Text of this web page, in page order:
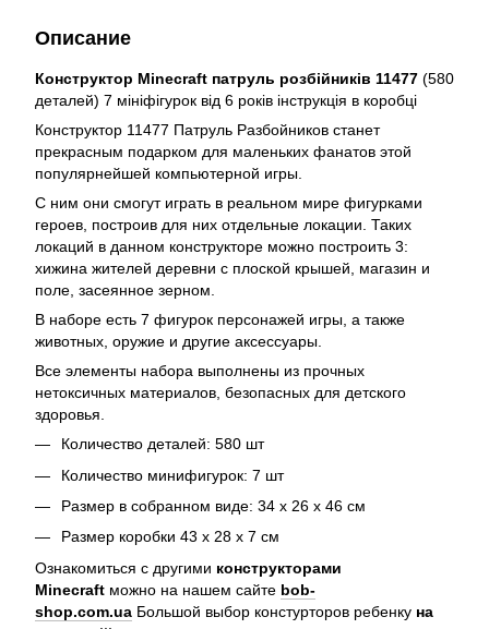
Описание
Конструктор Minecraft патруль розбійників 11477 (580
деталей) 7 мініфігурок від 6 років інструкція в коробці
Конструктор 11477 Патруль Разбойников станет
прекрасным подарком для маленьких фанатов этой
популярнейшей компьютерной игры.
С ним они смогут играть в реальном мире фигурками
героев, построив для них отдельные локации. Таких
локаций в данном конструкторе можно построить 3:
хижина жителей деревни с плоской крышей, магазин и
поле, засеянное зерном.
В наборе есть 7 фигурок персонажей игры, а также
животных, оружие и другие аксессуары.
Все элементы набора выполнены из прочных
нетоксичных материалов, безопасных для детского
здоровья.
Количество деталей: 580 шт
Количество минифигурок: 7 шт
Размер в собранном виде: 34 х 26 х 46 см
Размер коробки 43 х 28 х 7 см
Ознакомиться с другими конструкторами
Minecraft можно на нашем сайте bob-
shop.com.ua Большой выбор констурторов ребенку на